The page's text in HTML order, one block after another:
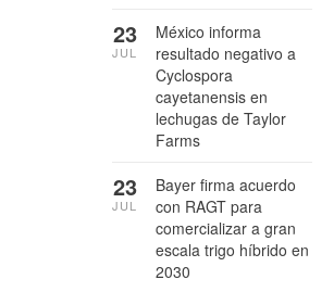
México informa
resultado negativo a
Cyclospora
cayetanensis en
lechugas de Taylor
Farms
23
JUL
Bayer firma acuerdo
con RAGT para
comercializar a gran
escala trigo híbrido en
2030
23
JUL